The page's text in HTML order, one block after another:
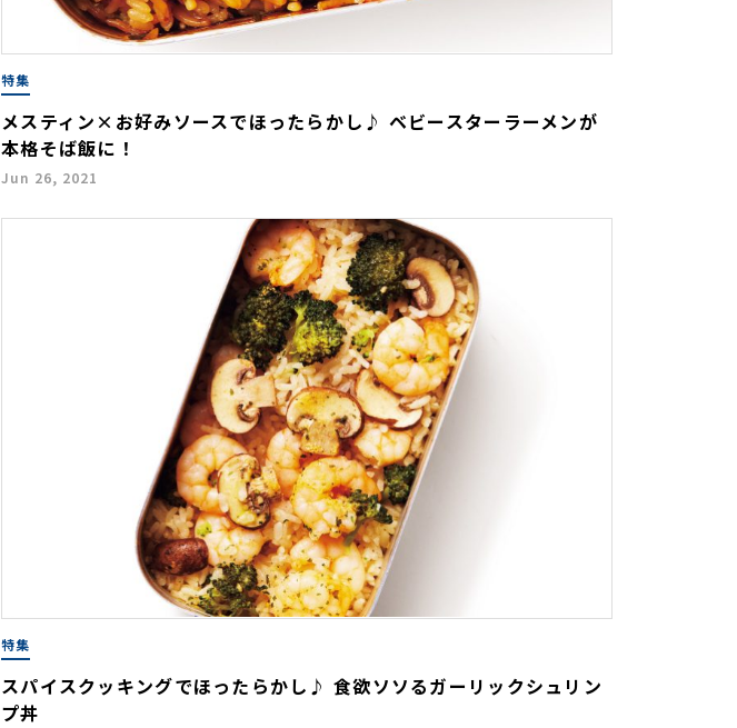
特集
メスティン×お好みソースでほったらかし♪ ベビースターラーメンが
本格そば飯に！
Jun 26, 2021
特集
スパイスクッキングでほったらかし♪ 食欲ソソるガーリックシュリン
プ丼